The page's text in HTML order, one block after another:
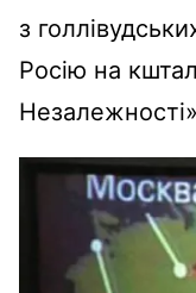
з
Росію на